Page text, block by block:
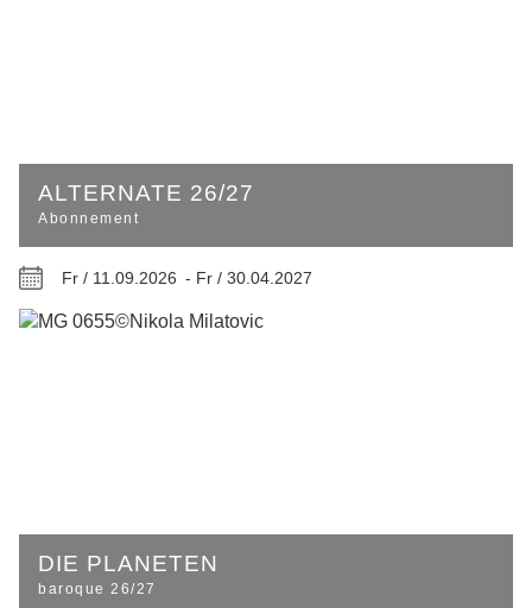
ALTERNATE 26/27
Abonnement
Fr / 11.09.2026 - Fr / 30.04.2027
DIE PLANETEN
baroque 26/27